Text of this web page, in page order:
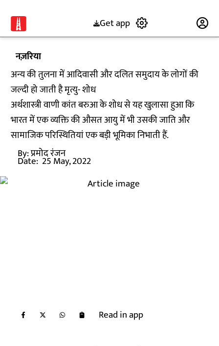
Get app
नज़रिया
अन्य की तुलना में आदिवासी और दलित समुदाय के लोगों की
जल्दी हो जाती है मृत्यु- शोध
अर्थशास्त्री वाणी कांत बरुआ के शोध से यह खुलासा हुआ कि
भारत में एक व्यक्ति की औसत आयु में भी उसकी जाति और
सामाजिक परिस्थितियां एक बड़ी भूमिका निभाती हैं.
By:प्रमोद रंजन
Date: 25 May, 2022
Read in app